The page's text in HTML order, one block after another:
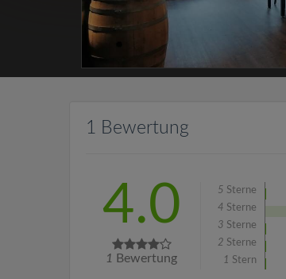
1 Bewertung
4.0
1 Bewertung
5 Sterne
4 Sterne
3 Sterne
2 Sterne
1 Stern